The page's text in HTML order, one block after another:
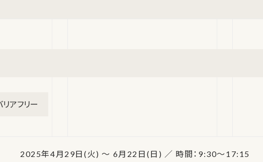
リアフリー
2025年4月29日(火) ～ 6月22日(日) ／ 時間：9:30～17:15